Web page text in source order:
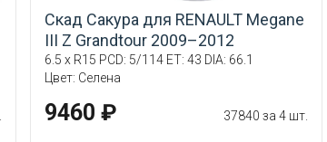
Скад Сакура для RENAULT Megane
III Z Grandtour 2009–2012
6.5 x R15 PCD: 5/114 ET: 43 DIA: 66.1
Цвет: Селена
9460 ₽ 37840 за 4 шт.